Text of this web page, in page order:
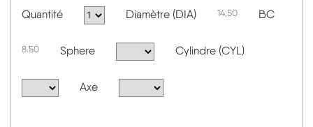
Quantité Diamètre (DIA) 14,50 BC
8.50 Sphere Cylindre (CYL)
Axe